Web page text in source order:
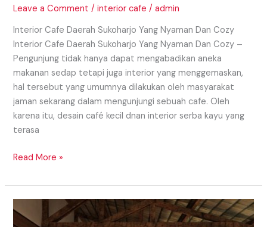
Leave a Comment /interior cafe /admin
Interior Cafe Daerah Sukoharjo Yang Nyaman Dan Cozy
Interior Cafe Daerah Sukoharjo Yang Nyaman Dan Cozy –
Pengunjung tidak hanya dapat mengabadikan aneka
makanan sedap tetapi juga interior yang menggemaskan,
hal tersebut yang umumnya dilakukan oleh masyarakat
jaman sekarang dalam mengunjungi sebuah cafe. Oleh
karena itu, desain café kecil dnan interior serba kayu yang
terasa
Read More »
Cafe